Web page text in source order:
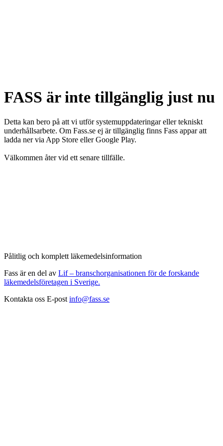
FASS är inte tillgänglig just nu
Detta kan bero på att vi utför systemuppdateringar eller tekniskt
underhållsarbete. Om Fass.se ej är tillgänglig finns Fass appar att
ladda ner via App Store eller Google Play.
Välkommen åter vid ett senare tillfälle.
Pålitlig och komplett läkemedelsinformation
Fass är en del av Lif – branschorganisationen för de forskande
läkemedelsföretagen i Sverige.
Kontakta oss E-post info@fass.se